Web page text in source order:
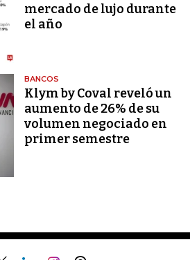
mercado de lujo durante
el año
BANCOS
Klym by Coval reveló un
aumento de 26% de su
volumen negociado en
primer semestre